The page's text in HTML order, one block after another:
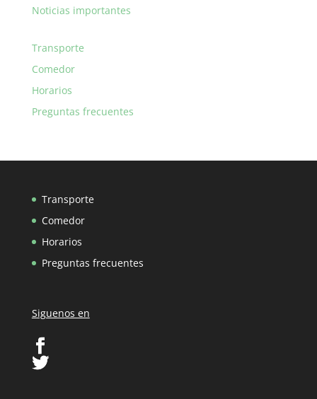
Noticias importantes
Transporte
Comedor
Horarios
Preguntas frecuentes
Transporte
Comedor
Horarios
Preguntas frecuentes
Siguenos en